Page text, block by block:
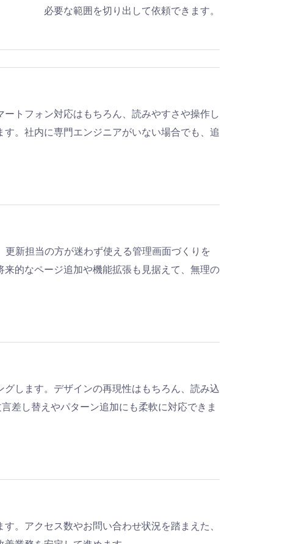
必要な範囲を切り出して依頼できます。
トフォン対応はもちろん、読みやすさや操作し
。社内に専門エンジニアがいない場合でも、追
新担当の方が迷わず使える管理画面づくりを
的なページ追加や機能拡張も見据えて、無理の
します。デザインの再現性はもちろん、読み込
差し替えやパターン追加にも柔軟に対応できま
。アクセス数やお問い合わせ状況を踏まえた、